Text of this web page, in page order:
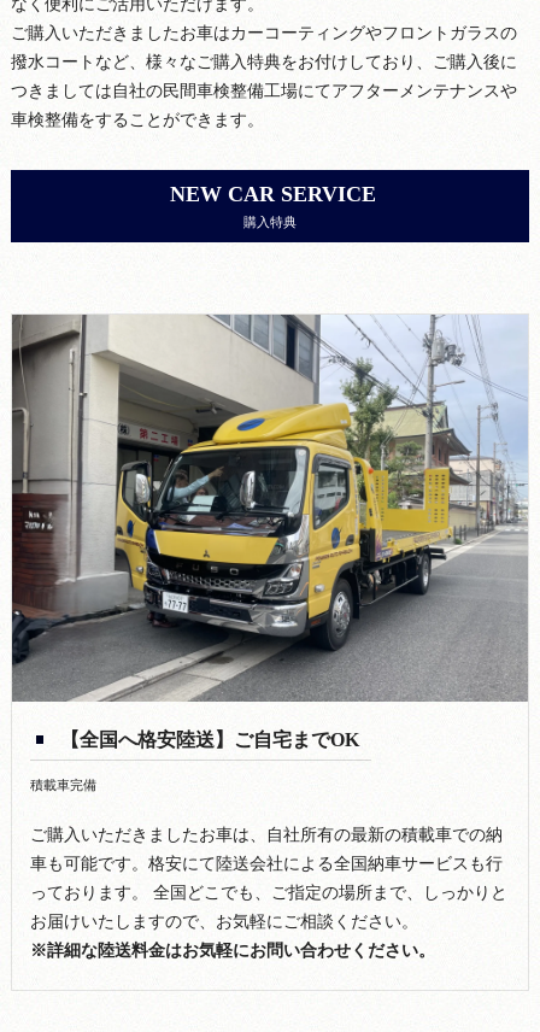
なく便利にご活用いただけます。
ご購入いただきましたお車はカーコーティングやフロントガラスの
撥水コートなど、様々なご購入特典をお付けしており、ご購入後に
つきましては自社の民間車検整備工場にてアフターメンテナンスや
車検整備をすることができます。
NEW CAR SERVICE
購入特典
【全国へ格安陸送】ご自宅までOK
積載車完備
ご購入いただきましたお車は、自社所有の最新の積載車での納
車も可能です。格安にて陸送会社による全国納車サービスも行
っております。 全国どこでも、ご指定の場所まで、しっかりと
お届けいたしますので、お気軽にご相談ください。
※詳細な陸送料金はお気軽にお問い合わせください。